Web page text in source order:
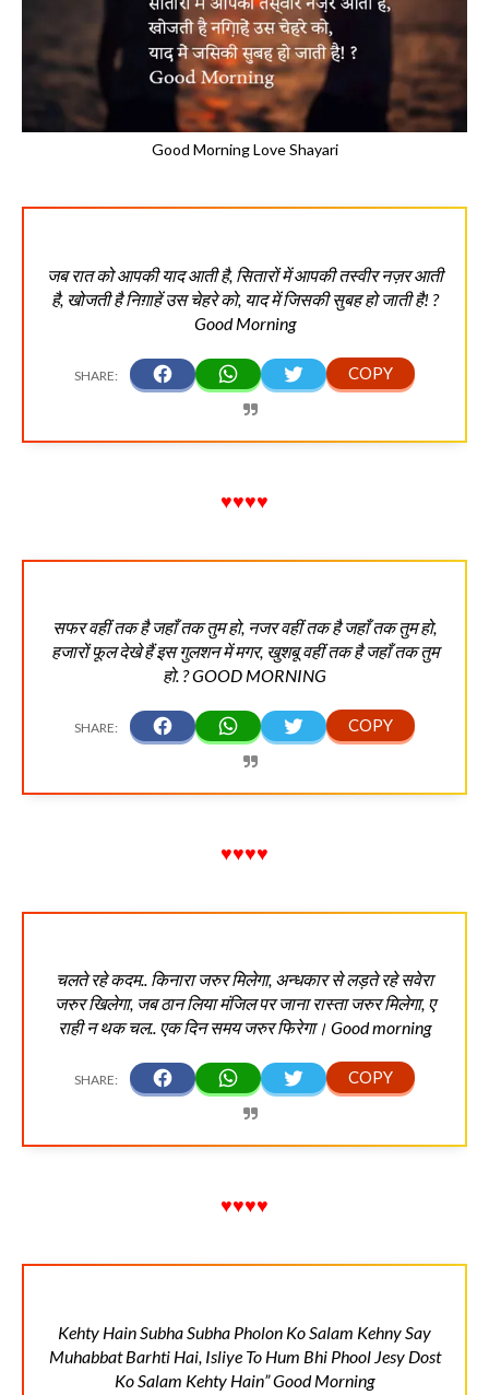
Good Morning Love Shayari
जब रात को आपकी याद आती है, सितारों में आपकी तस्वीर नज़र आती
है, खोजती है निग़ाहें उस चेहरे को, याद में जिसकी सुबह हो जाती है! ?
Good Morning
♥♥♥♥
सफर वहीं तक है जहाँ तक तुम हो, नजर वहीं तक है जहाँ तक तुम हो,
हजारों फूल देखे हैं इस गुलशन में मगर, खुशबू वहीं तक है जहाँ तक तुम
हो. ? GOOD MORNING
♥♥♥♥
चलते रहे कदम.. किनारा जरुर मिलेगा, अन्धकार से लड़ते रहे सवेरा
जरुर खिलेगा, जब ठान लिया मंजिल पर जाना रास्ता जरुर मिलेगा, ए
राही न थक चल.. एक दिन समय जरुर फिरेगा। Good morning
♥♥♥♥
Kehty Hain Subha Subha Pholon Ko Salam Kehny Say
Muhabbat Barhti Hai, Isliye To Hum Bhi Phool Jesy Dost
Ko Salam Kehty Hain” Good Morning